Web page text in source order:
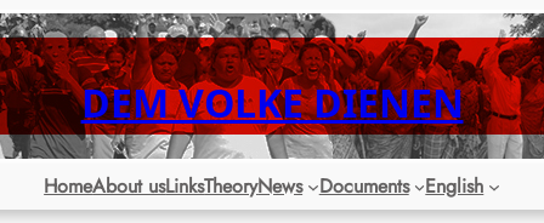
DEM VOLKE DIENEN
HomeAbout usLinksTheoryNews Documents English